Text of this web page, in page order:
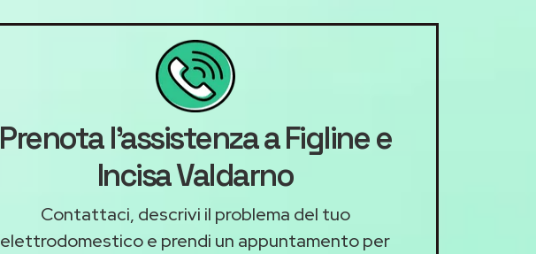
Prenota l'assistenza a Figline e
Incisa Valdarno
Contattaci, descrivi il problema del tuo
elettrodomestico e prendi un appuntamento per